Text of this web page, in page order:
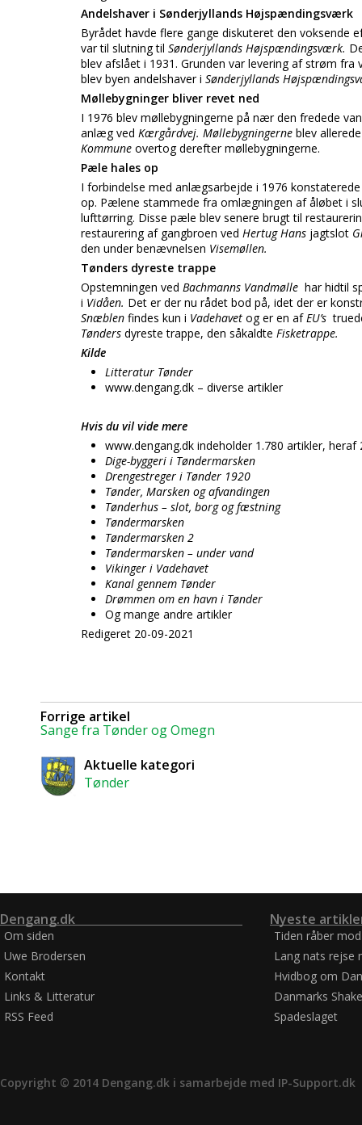
Andelshaver i Sønderjyllands Højspændingsværk
Byrådet havde flere gange diskuteret den voksende
var til slutning til Sønderjyllands Højspændingsværk.
blev afslået i 1931. Grunden var levering af strøm
blev byen andelshaver i Sønderjyllands
Møllebygninger bliver revet ned
I 1976 blev møllebygningerne på nær den fredede
anlæg ved Kærgårdvej. Møllebygningerne blev
Kommune overtog derefter møllebygningerne.
Pæle hales op
I forbindelse med anlægsarbejde i 1976
op. Pælene stammede fra omlægningen af åløbet i
lufttørring. Disse pæle blev senere brugt til
restaurering af gangbroen ved Hertug Hans jagtslot
den under benævnelsen Visemøllen.
Tønders dyreste trappe
Opstemningen ved Bachmanns Vandmølle har hidtil
i Vidåen. Det er der nu rådet bod på, idet der er
Snæblen findes kun i Vadehavet og er en afEU’s
Tønders dyreste trappe, den såkaldte Fisketrappe.
Kilde
Litteratur Tønder
www.dengang.dk – diverse artikler
Hvis du vil vide mere
www.dengang.dk indeholder 1.780 artikler,
Dige-byggeri i Tøndermarsken
Drengestreger i Tønder 1920
Tønder, Marsken og afvandingen
Tønderhus – slot, borg og fæstning
Tøndermarsken
Tøndermarsken 2
Tøndermarsken – under vand
Vikinger i Vadehavet
Kanal gennem Tønder
Drømmen om en havn i Tønder
Og mange andre artikler
Redigeret 20-09-2021
Forrige artikel
Sange fra Tønder og Omegn
Aktuelle kategori
Tønder
Dengang.dk
Om siden
Uwe Brodersen
Kontakt
Links & Litteratur
RSS Feed
Nyeste
Tiden råber
Lang nats rejse
Hvidbog om
Danmarks
Spadeslaget
Copyright © 2014 Dengang.dk i samarbejde med IP-Support.dk